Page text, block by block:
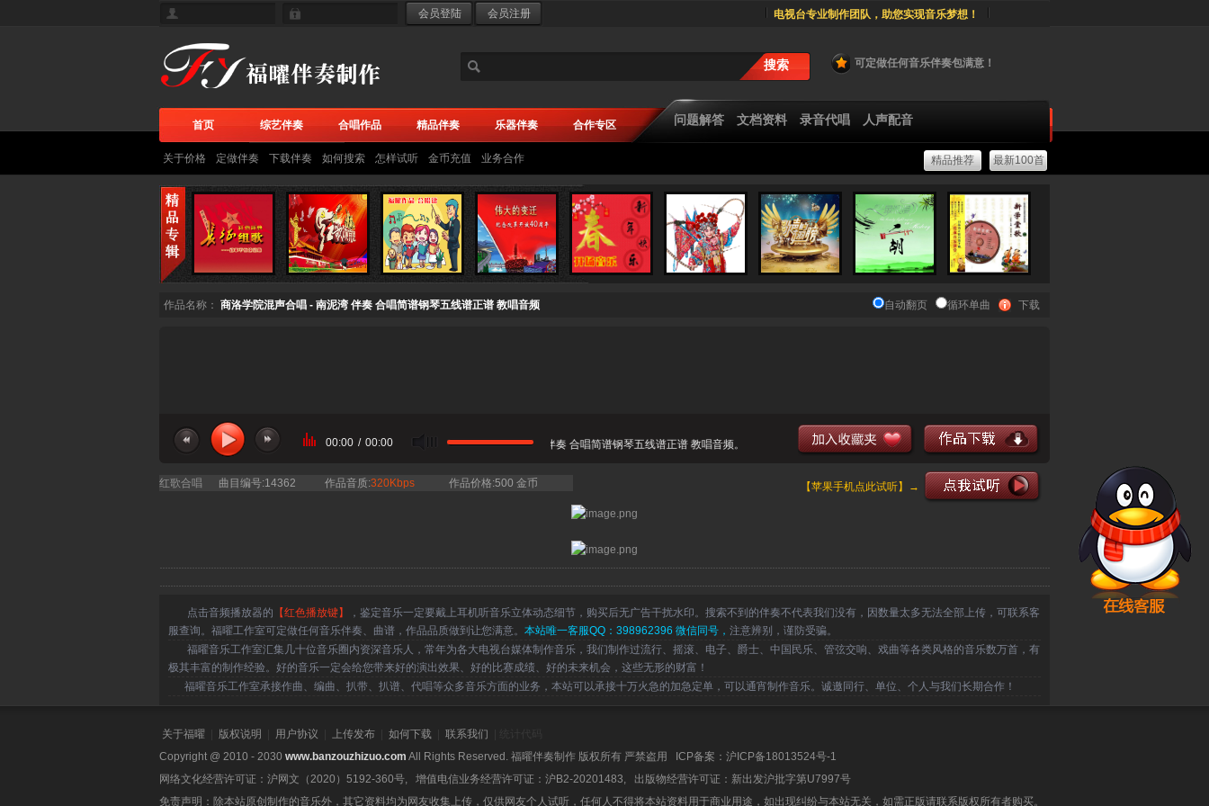
电视台专业制作团队，助您实现音乐梦想！
可定做任何音乐伴奏包满意！
首页 综艺伴奏 合唱作品 精品伴奏 乐器伴奏 合作专区 问题解答 文档资料 录音代唱 人声配音
精品推荐 最新100首
关于价格 定做伴奏 下载伴奏 如何搜索 怎样试听 金币充值 业务合作
自动翻页 循环单曲 下载
作品名称： 商洛学院混声合唱 - 南泥湾 伴奏 合唱简谱钢琴五线谱正谱 教唱音频
当前曲目：商洛学院混声合唱 - 南泥湾 伴奏 合唱简谱钢琴五线谱正谱 教唱音频。
00:00 / 00:00
红歌合唱 曲目编号:14362 作品音质:320Kbps 作品价格:500 金币 【苹果手机点此试听】→
点击音频播放器的 【红色播放键】
，鉴定音乐一定要戴上耳机听音乐立体动态细节，购买后无广告干扰水印。搜索不到的伴奏不代表我们没有，因数量太多无法全部上传，可联系客
服查询。福曜工作室可定做任何音乐伴奏、曲谱，作品品质做到让您满意。 本站唯一客服QQ：398962396 微信同号， 注意辨别，谨防受骗。
福曜音乐工作室汇集几十位音乐圈内资深音乐人，常年为各大电视台媒体制作音乐，我们制作过流行、摇滚、电子、爵士、中国民乐、管弦交响、戏曲等各类风格的音乐数万首，有
极其丰富的制作经验。好的音乐一定会给您带来好的演出效果、好的比赛成绩、好的未来机会，这些无形的财富！
福曜音乐工作室承接作曲、编曲、扒带、扒谱、代唱等众多音乐方面的业务，本站可以承接十万火急的加急定单，可以通宵制作音乐。诚邀同行、单位、个人与我们长期合作！
关于福曜 版权说明 用户协议 上传发布 如何下载 联系我们
Copyright @ 2010 - 2030 www.banzouzhizuo.com All Rights Reserved. 福曜伴奏制作 版权所有 严禁盗用 ICP备案： 沪ICP备18013524号-1
网络文化经营许可证：沪网文（2020）5192-360号, 增值电信业务经营许可证：沪B2-20201483, 出版物经营许可证：新出发沪批字第U7997号
免责声明：除本站原创制作的音乐外，其它资料均为网友收集上传，仅供网友个人试听，任何人不得将本站资料用于商业用途，如出现纠纷与本站无关，如需正版请联系版权所有者购买。